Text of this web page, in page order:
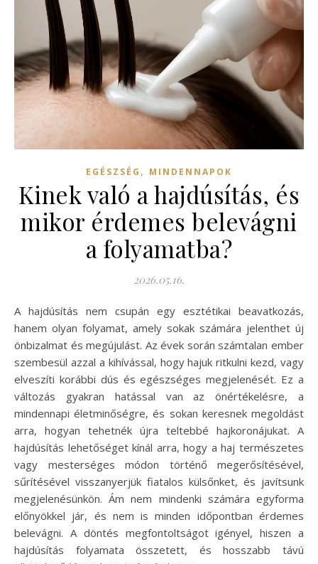
EGÉSZSÉG , MINDENNAPOK
Kinek való a hajdúsítás, és
mikor érdemes belevágni
a folyamatba?
2026.05.16.
A hajdúsítás nem csupán egy esztétikai beavatkozás,
hanem olyan folyamat, amely sokak számára jelenthet új
önbizalmat és megújulást. Az évek során számtalan ember
szembesül azzal a kihívással, hogy hajuk ritkulni kezd, vagy
elveszíti korábbi dús és egészséges megjelenését. Ez a
változás gyakran hatással van az önértékelésre, a
mindennapi életminőségre, és sokan keresnek megoldást
arra, hogyan tehetnék újra teltebbé hajkoronájukat. A
hajdúsítás lehetőséget kínál arra, hogy a haj természetes
vagy mesterséges módon történő megerősítésével,
sűrítésével visszanyerjük fiatalos külsőnket, és javítsunk
megjelenésünkön. Ám nem mindenki számára egyforma
előnyökkel jár, és nem is minden időpontban érdemes
belevágni. A döntés megfontoltságot igényel, hiszen a
hajdúsítás folyamata összetett, és hosszabb távú